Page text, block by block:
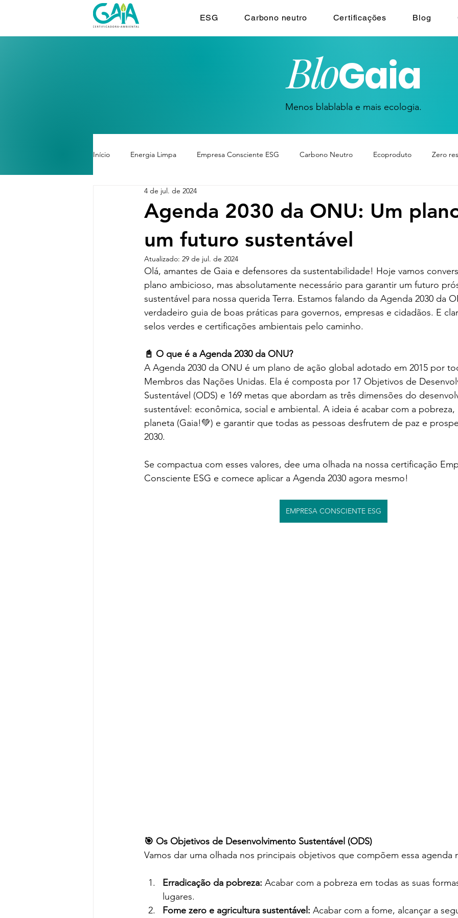
ESG Carbono neutro Certificações Blog
BloGaia
Menos blablabla e mais ecologia.
Início Energia Limpa Empresa Consciente ESG Carbono Neutro Ecoproduto Zero
Agenda 2030 da ONU: Um
um futuro sustentável
4 de jul. de 2024
Atualizado: 29 de jul. de 2024
Olá, amantes de Gaia e defensores da sustentabilidade! Hoje vamos
plano ambicioso, mas absolutamente necessário para garantir um futuro
sustentável para nossa querida Terra. Estamos falando da Agenda 2030 da
verdadeiro guia de boas práticas para governos, empresas e cidadãos. E
selos verdes e certificações ambientais pelo caminho.
📓 O que é a Agenda 2030 da ONU?
A Agenda 2030 da ONU é um plano de ação global adotado em 2015 por
Membros das Nações Unidas. Ela é composta por 17 Objetivos de
Sustentável (ODS) e 169 metas que abordam as três dimensões do
sustentável: econômica, social e ambiental. A ideia é acabar com a
planeta (Gaia!💚) e garantir que todas as pessoas desfrutem de paz e
2030.
Se compactua com esses valores, dee uma olhada na nossa certificação
Consciente ESG e comece aplicar a Agenda 2030 agora mesmo!
EMPRESA CONSCIENTE ESG
🎯 Os Objetivos de Desenvolvimento Sustentável (ODS)
Vamos dar uma olhada nos principais objetivos que compõem essa agenda
Erradicação da pobreza: Acabar com a pobreza em todas as suas
lugares.
Fome zero e agricultura sustentável: Acabar com a fome, alcançar a